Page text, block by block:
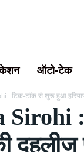
ऑटो-टेक
: टिक-टॉक से शुरू हुआ
दहलीज